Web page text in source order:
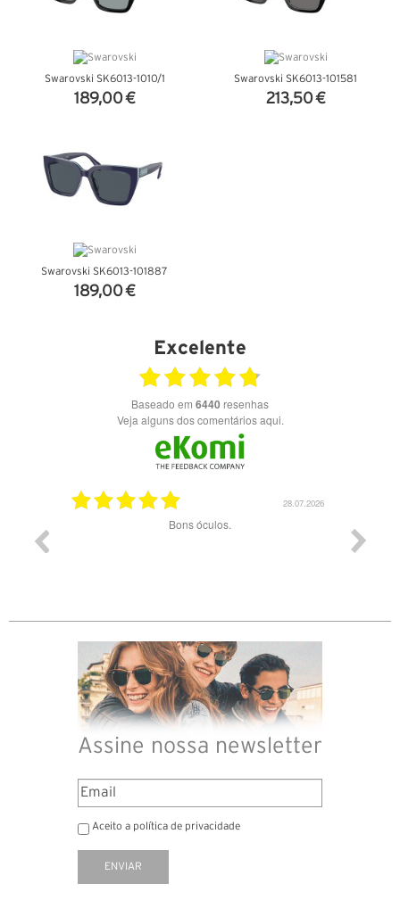
Swarovski SK6013-1010/1
189,00 €
Swarovski SK6013-101581
213,50 €
Swarovski SK6013-101887
189,00 €
Excelente
Baseado em 6440 resenhas
Veja alguns dos comentários aqui.
28.07.2026
Bons óculos.
Assine nossa newsletter
Aceito a política de privacidade
ENVIAR